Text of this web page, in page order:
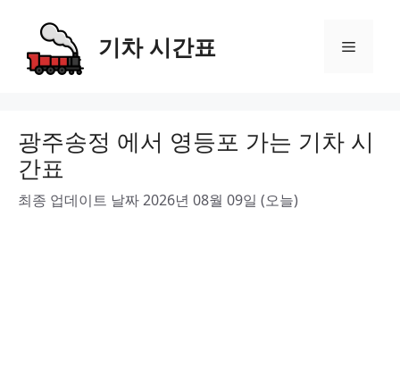
content
기차 시간표 Menu
광주송정 에서 영등포 가는 기차 시
간표
최종 업데이트 날짜 2026년 08월 09일 (오늘)